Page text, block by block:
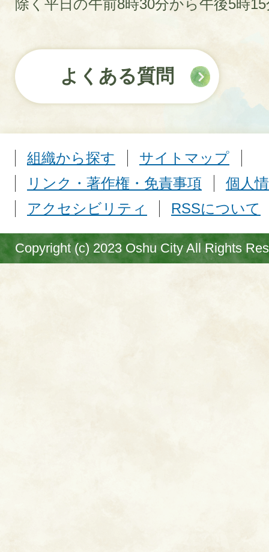
除く平日の午前8時30分から午後5時
よくある質問
組織から探す
サイトマップ
リンク・著作権・免責事項
個人
アクセシビリティ
RSSについて
Copyright (c) 2023 Oshu City All Rights